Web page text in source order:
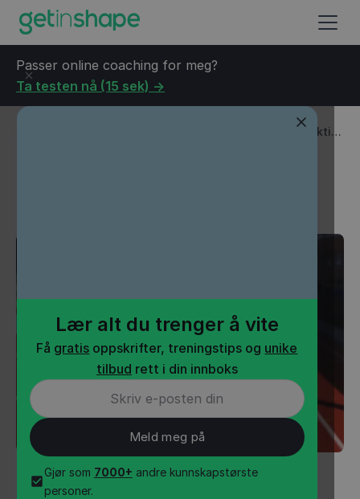
Passer online coaching for meg?
Ta testen nå (15 sek) ->
Lær alt du trenger å vite
Få gratis oppskrifter, treningstips og unike
tilbud rett i din innboks
Gjør som 7000+ andre kunnskapstørste
personer.
Gratis: 160 sekunder med effektiv
INNHOLD•2 min